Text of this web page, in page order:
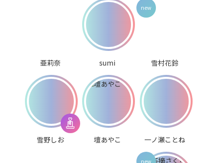
亜莉奈 sumi 雪村花鈴
雪野しお 壇あやこ 一ノ瀬ことね